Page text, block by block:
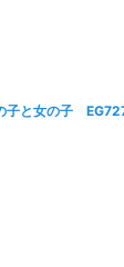
子と女の子